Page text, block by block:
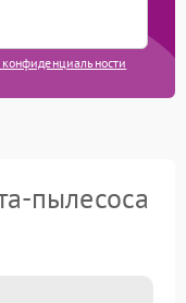
пылесоса